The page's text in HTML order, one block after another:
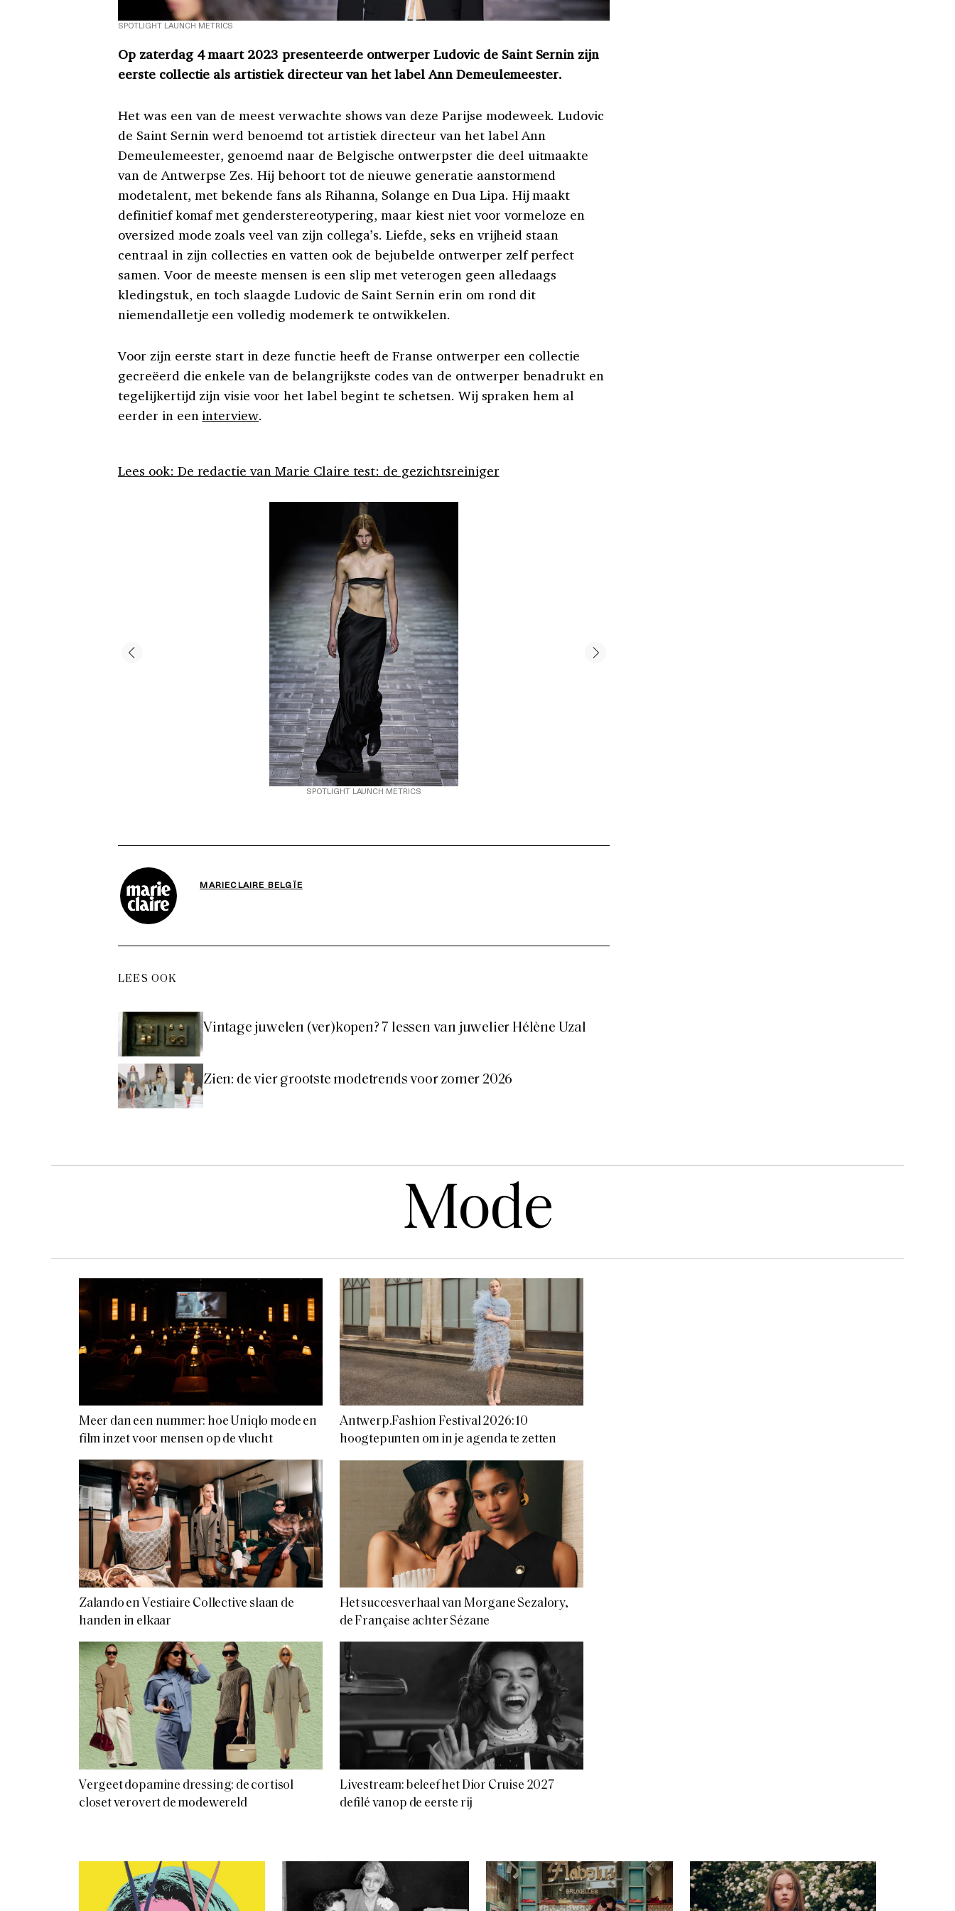
SPOTLIGHT LAUNCH METRICS
Op zaterdag 4 maart 2023 presenteerde ontwerper Ludovic de Saint Sernin zijn
eerste collectie als artistiek directeur van het label Ann Demeulemeester.
Het was een van de meest verwachte shows van deze Parijse modeweek. Ludovic
de Saint Sernin werd benoemd tot artistiek directeur van het label Ann
Demeulemeester, genoemd naar de Belgische ontwerpster die deel uitmaakte
van de Antwerpse Zes. Hij behoort tot de nieuwe generatie aanstormend
modetalent, met bekende fans als Rihanna, Solange en Dua Lipa. Hij maakt
definitief komaf met genderstereotypering, maar kiest niet voor vormeloze en
oversized mode zoals veel van zijn collega’s. Liefde, seks en vrijheid staan
centraal in zijn collecties en vatten ook de bejubelde ontwerper zelf perfect
samen. Voor de meeste mensen is een slip met veterogen geen alledaags
kledingstuk, en toch slaagde Ludovic de Saint Sernin erin om rond dit
niemendalletje een volledig modemerk te ontwikkelen.
Voor zijn eerste start in deze functie heeft de Franse ontwerper een collectie
gecreëerd die enkele van de belangrijkste codes van de ontwerper benadrukt en
tegelijkertijd zijn visie voor het label begint te schetsen. Wij spraken hem al
eerder in eeninterview.
Lees ook: De redactie van Marie Claire test: de gezichtsreiniger
SPOTLIGHT LAUNCH METRICS
MARIECLAIRE BELGÏE
LEES OOK
Vintage juwelen (ver)kopen? 7 lessen van juwelier Hélène Uzal
Zien: de vier grootste modetrends voor zomer 2026
Mode
Meer dan een nummer: hoe Uniqlo mode en
film inzet voor mensen op de vlucht
Antwerp.Fashion Festival 2026: 10
hoogtepunten om in je agenda te zetten
Zalando en Vestiaire Collective slaan de
handen in elkaar
Het succesverhaal van Morgane Sezalory,
de Française achter Sézane
Vergeet dopamine dressing: de cortisol
closet verovert de modewereld
Livestream: beleef het Dior Cruise 2027
defilé vanop de eerste rij